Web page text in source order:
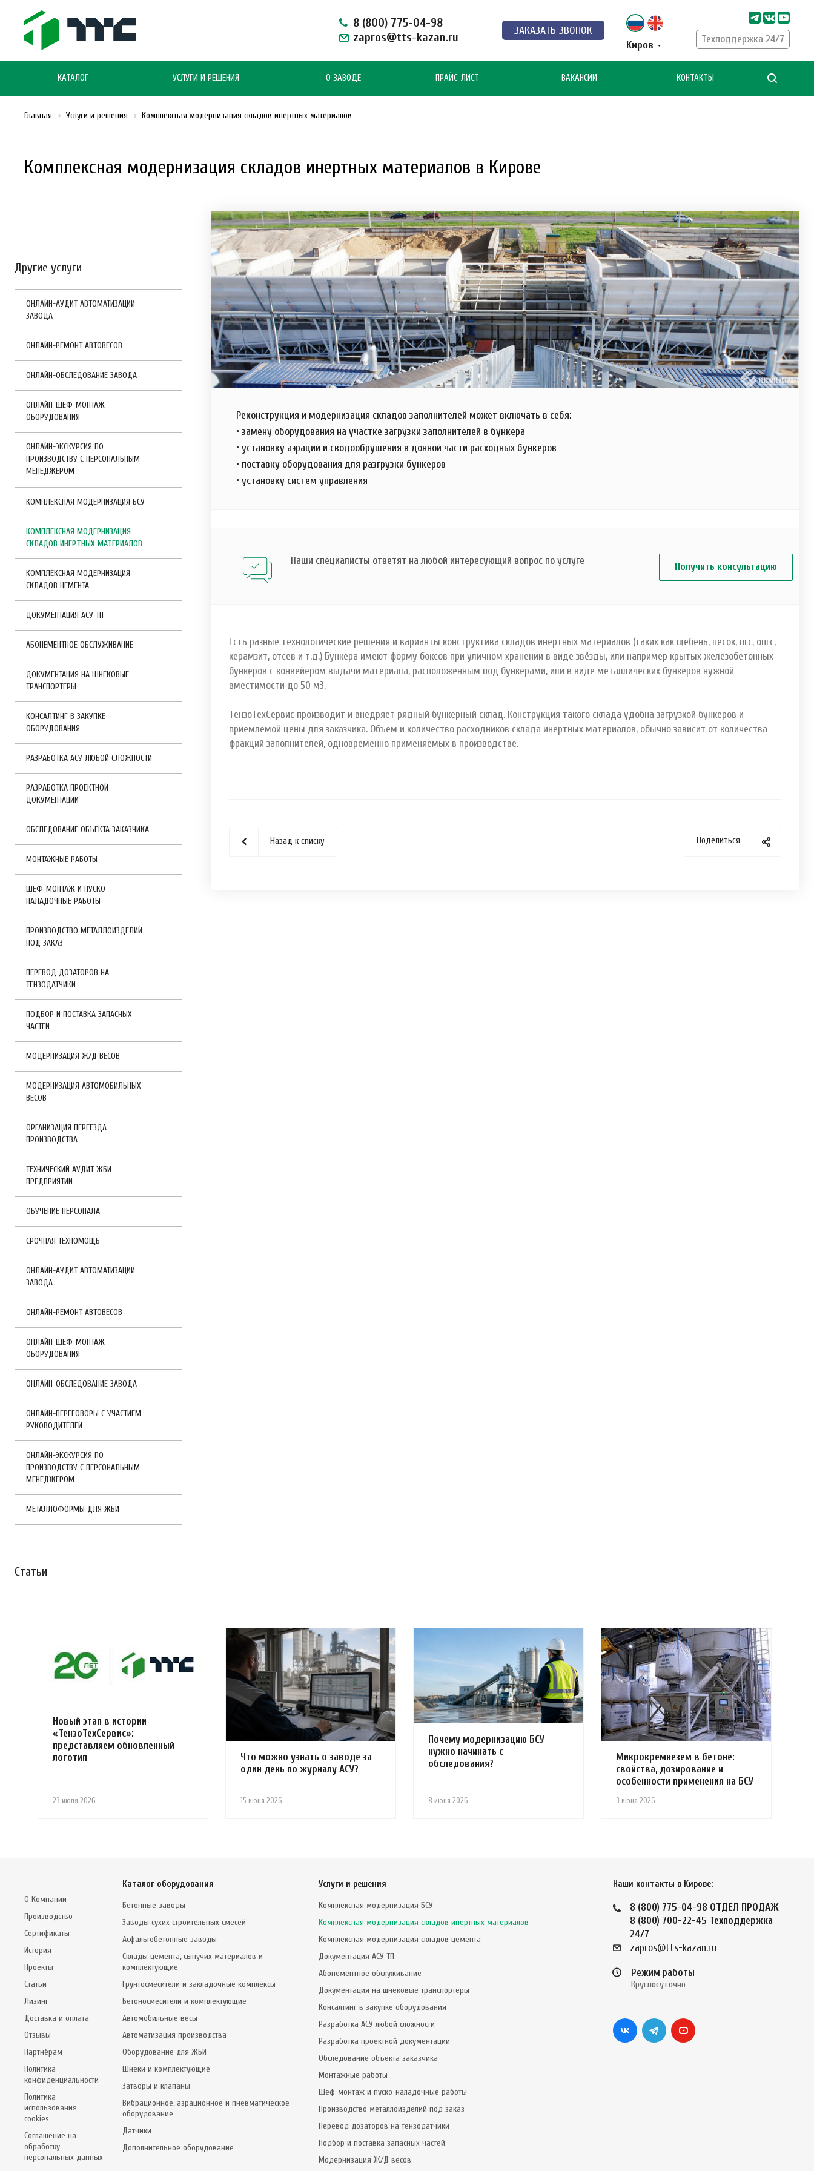
8 (800) 775-04-98
zapros@tts-kazan.ru
ЗАКАЗАТЬ ЗВОНОК
Киров
Техподдержка 24/7
КАТАЛОГ УСЛУГИ И РЕШЕНИЯ О ЗАВОДЕ ПРАЙС-ЛИСТ ВАКАНСИИ КОНТАКТЫ
Комплексная модернизация складов инертных материалов в Кирове
Главная Услуги и решения Комплексная модернизация складов инертных материалов
Реконструкция и модернизация складов заполнителей может включать в себя:
• замену оборудования на участке загрузки заполнителей в бункера
• установку аэрации и сводообрушения в донной части расходных бункеров
• поставку оборудования для разгрузки бункеров
• установку систем управления
Наши специалисты ответят на любой интересующий вопрос по услуге
Получить консультацию
Есть разные технологические решения и варианты конструктива складов инертных материалов (таких как щебень, песок, пгс, опгс,
керамзит, отсев и т.д.) Бункера имеют форму боксов при уличном хранении в виде звёзды, или например крытых железобетонных
бункеров с конвейером выдачи материала, расположенным под бункерами, или в виде металлических бункеров нужной
вместимости до 50 м3.
ТензоТехСервис производит и внедряет рядный бункерный склад. Конструкция такого склада удобна загрузкой бункеров и
приемлемой цены для заказчика. Объем и количество расходников склада инертных материалов, обычно зависит от количества
фракций заполнителей, одновременно применяемых в производстве.
Поделиться
Назад к списку
Другие услуги
ОНЛАЙН-АУДИТ АВТОМАТИЗАЦИИ
ЗАВОДА
ОНЛАЙН-РЕМОНТ АВТОВЕСОВ
ОНЛАЙН-ОБСЛЕДОВАНИЕ ЗАВОДА
ОНЛАЙН-ШЕФ-МОНТАЖ
ОБОРУДОВАНИЯ
ОНЛАЙН-ЭКСКУРСИЯ ПО
ПРОИЗВОДСТВУ С ПЕРСОНАЛЬНЫМ
МЕНЕДЖЕРОМ
КОМПЛЕКСНАЯ МОДЕРНИЗАЦИЯ БСУ
КОМПЛЕКСНАЯ МОДЕРНИЗАЦИЯ
СКЛАДОВ ИНЕРТНЫХ МАТЕРИАЛОВ
КОМПЛЕКСНАЯ МОДЕРНИЗАЦИЯ
СКЛАДОВ ЦЕМЕНТА
ДОКУМЕНТАЦИЯ АСУ ТП
АБОНЕМЕНТНОЕ ОБСЛУЖИВАНИЕ
ДОКУМЕНТАЦИЯ НА ШНЕКОВЫЕ
ТРАНСПОРТЕРЫ
КОНСАЛТИНГ В ЗАКУПКЕ
ОБОРУДОВАНИЯ
РАЗРАБОТКА АСУ ЛЮБОЙ СЛОЖНОСТИ
РАЗРАБОТКА ПРОЕКТНОЙ
ДОКУМЕНТАЦИИ
ОБСЛЕДОВАНИЕ ОБЪЕКТА ЗАКАЗЧИКА
МОНТАЖНЫЕ РАБОТЫ
ШЕФ-МОНТАЖ И ПУСКО-
НАЛАДОЧНЫЕ РАБОТЫ
ПРОИЗВОДСТВО МЕТАЛЛОИЗДЕЛИЙ
ПОД ЗАКАЗ
ПЕРЕВОД ДОЗАТОРОВ НА
ТЕНЗОДАТЧИКИ
ПОДБОР И ПОСТАВКА ЗАПАСНЫХ
ЧАСТЕЙ
МОДЕРНИЗАЦИЯ Ж/Д ВЕСОВ
МОДЕРНИЗАЦИЯ АВТОМОБИЛЬНЫХ
ВЕСОВ
ОРГАНИЗАЦИЯ ПЕРЕЕЗДА
ПРОИЗВОДСТВА
ТЕХНИЧЕСКИЙ АУДИТ ЖБИ
ПРЕДПРИЯТИЙ
ОБУЧЕНИЕ ПЕРСОНАЛА
СРОЧНАЯ ТЕХПОМОЩЬ
ОНЛАЙН-АУДИТ АВТОМАТИЗАЦИИ
ЗАВОДА
ОНЛАЙН-РЕМОНТ АВТОВЕСОВ
ОНЛАЙН-ШЕФ-МОНТАЖ
ОБОРУДОВАНИЯ
ОНЛАЙН-ОБСЛЕДОВАНИЕ ЗАВОДА
ОНЛАЙН-ПЕРЕГОВОРЫ С УЧАСТИЕМ
РУКОВОДИТЕЛЕЙ
ОНЛАЙН-ЭКСКУРСИЯ ПО
ПРОИЗВОДСТВУ С ПЕРСОНАЛЬНЫМ
МЕНЕДЖЕРОМ
МЕТАЛЛОФОРМЫ ДЛЯ ЖБИ
Статьи
23 июля 2026
Новый этап в истории
«ТензоТехСервис»:
представляем обновленный
логотип
15 июня 2026
Что можно узнать о заводе за
один день по журналу АСУ?
8 июня 2026
Почему модернизацию БСУ
нужно начинать с
обследования?
3 июня 2026
Микрокремнезем в бетоне:
свойства, дозирование и
особенности применения на БСУ
О Компании
Производство
Сертификаты
История
Проекты
Статьи
Лизинг
Доставка и оплата
Отзывы
Партнёрам
Политика
конфиденциальности
Политика
использования
cookies
Соглашение на
обработку
персональных данных
Каталог оборудования
Бетонные заводы
Заводы сухих строительных смесей
Асфальтобетонные заводы
Склады цемента, сыпучих материалов и
комплектующие
Грунтосмесители и закладочные комплексы
Бетоносмесители и комплектующие
Автомобильные весы
Автоматизация производства
Оборудование для ЖБИ
Шнеки и комплектующие
Затворы и клапаны
Вибрационное, аэрационное и пневматическое
оборудование
Датчики
Дополнительное оборудование
Услуги и решения
Комплексная модернизация БСУ
Комплексная модернизация складов инертных материалов
Комплексная модернизация складов цемента
Документация АСУ ТП
Абонементное обслуживание
Документация на шнековые транспортеры
Консалтинг в закупке оборудования
Разработка АСУ любой сложности
Разработка проектной документации
Обследование объекта заказчика
Монтажные работы
Шеф-монтаж и пуско-наладочные работы
Производство металлоизделий под заказ
Перевод дозаторов на тензодатчики
Подбор и поставка запасных частей
Модернизация Ж/Д весов
Наши контакты в Кирове:
8 (800) 775-04-98 ОТДЕЛ ПРОДАЖ
8 (800) 700-22-45 Техподдержка
24/7
zapros@tts-kazan.ru
Режим работы
Круглосуточно